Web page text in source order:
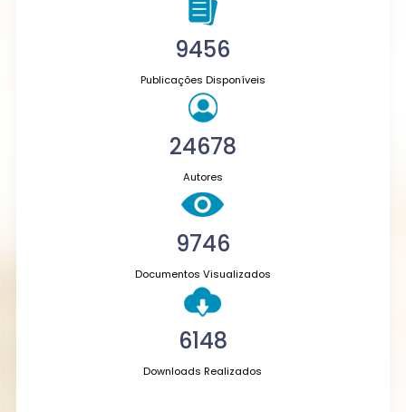
9456
Publicações Disponíveis
24678
Autores
9746
Documentos Visualizados
6148
Downloads Realizados